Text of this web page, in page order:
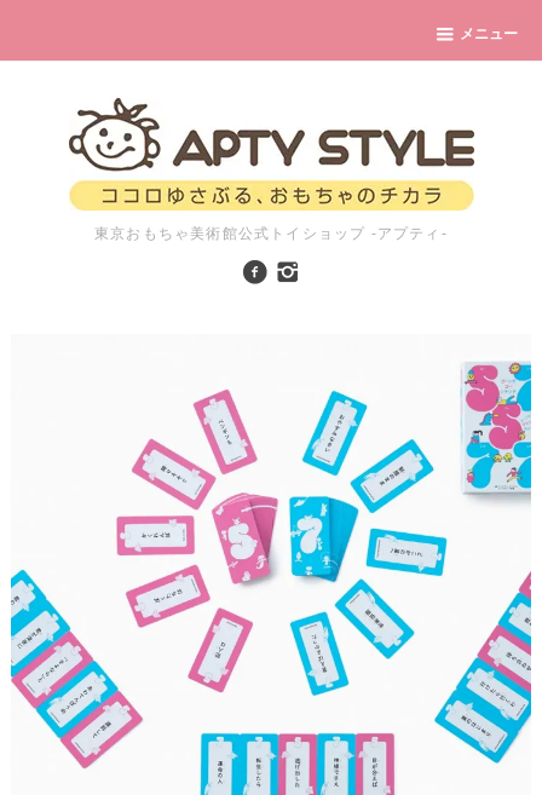
メニュー
東京おもちゃ美術館公式トイショップ -アプティ-